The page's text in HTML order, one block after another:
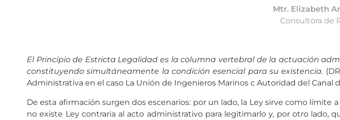
Mtr. Elizabeth
Consultora de
El Principio de Estricta Legalidad es la columna vertebral de la actuación
constituyendo simultáneamente la condición esencial para su existencia.
Administrativa en el caso La Unión de Ingenieros Marinos c Autoridad del Canal
De esta afirmación surgen dos escenarios: por un lado, la Ley sirve como
no existe Ley contraria al acto administrativo para legitimarlo y, por otro lado,